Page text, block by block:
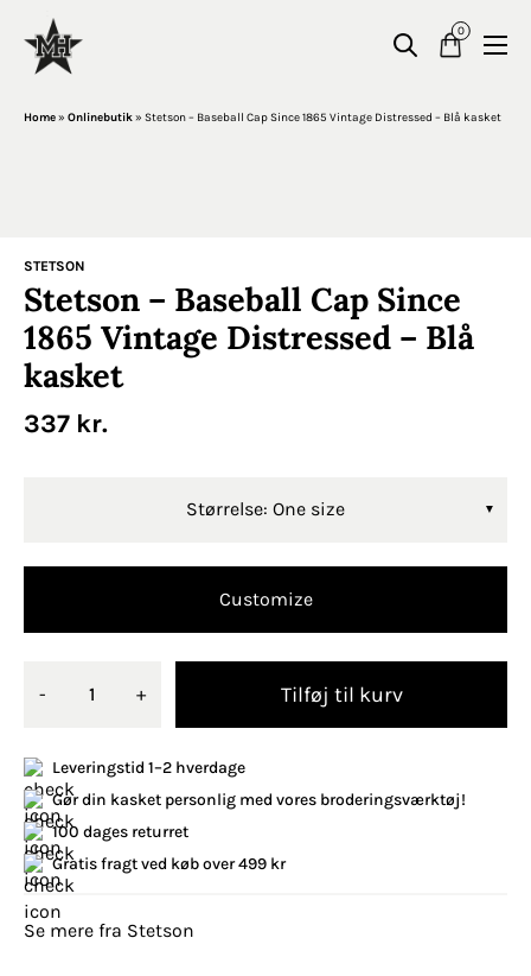
0
Home» Onlinebutik» Stetson – Baseball Cap Since 1865 Vintage Distressed – Blå kasket
STETSON
Stetson – Baseball Cap Since
1865 Vintage Distressed – Blå
kasket
337 kr.
Størrelse: One size
Customize
- + Tilføj til kurv
Leveringstid 1–2 hverdage
Gør din kasket personlig med vores broderingsværktøj!
100 dages returret
Gratis fragt ved køb over 499 kr
Se mere fra Stetson